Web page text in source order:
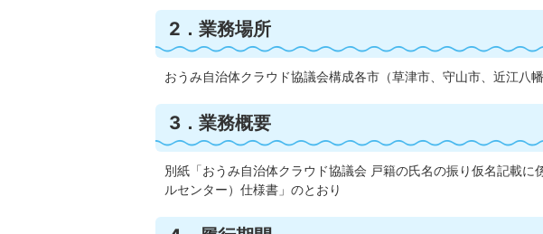
2．業務場所
おうみ自治体クラウド協議会構成各市（草津市、守山市、近江八幡
3．業務概要
別紙「おうみ自治体クラウド協議会 戸籍の氏名の振り仮名記載に
ルセンター）仕様書」のとおり